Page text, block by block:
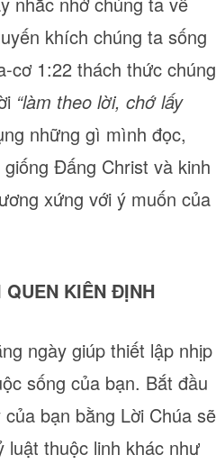
khích chúng ta sống
cơ 1:22 thách thức chúng
“làm theo lời, chớ lấy
những gì mình đọc,
Đấng Christ và kinh
xứng với ý muốn của
KIÊN ĐỊNH
ngày giúp thiết lập nhịp
sống của bạn. Bắt đầu
bạn bằng Lời Chúa sẽ
luật thuộc linh khác như